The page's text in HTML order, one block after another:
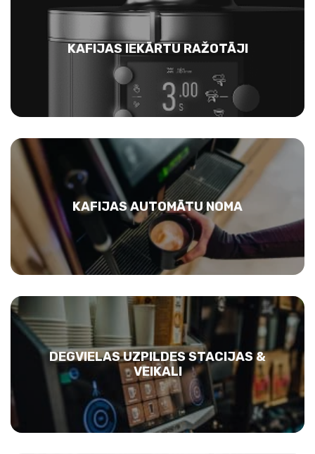
KAFIJAS IEKĀRTU RAŽOTĀJI
KAFIJAS AUTOMĀTU NOMA
DEGVIELAS UZPILDES STACIJAS &
VEIKALI